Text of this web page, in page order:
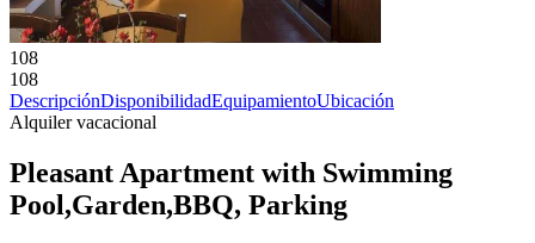
108
108
DescripciónDisponibilidadEquipamientoUbicación
Alquiler vacacional
Pleasant Apartment with Swimming
Pool,Garden,BBQ, Parking